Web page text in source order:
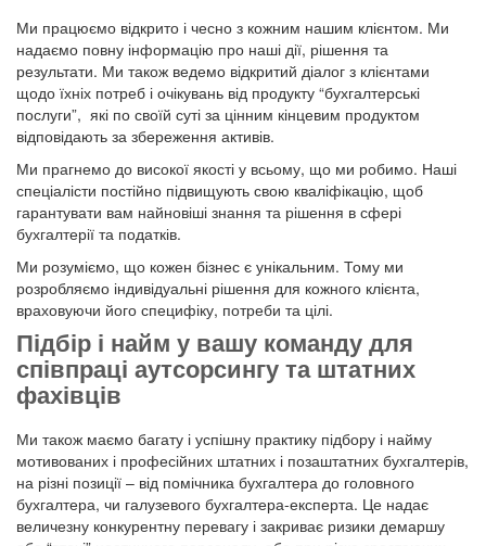
Ми працюємо відкрито і чесно з кожним нашим клієнтом. Ми
надаємо повну інформацію про наші дії, рішення та
результати. Ми також ведемо відкритий діалог з клієнтами
щодо їхніх потреб і очікувань від продукту “бухгалтерські
послуги”, які по своїй суті за цінним кінцевим продуктом
відповідають за збереження активів.
Ми прагнемо до високої якості у всьому, що ми робимо. Наші
спеціалісти постійно підвищують свою кваліфікацію, щоб
гарантувати вам найновіші знання та рішення в сфері
бухгалтерії та податків.
Ми розуміємо, що кожен бізнес є унікальним. Тому ми
розробляємо індивідуальні рішення для кожного клієнта,
враховуючи його специфіку, потреби та цілі.
Підбір і найм у вашу команду для
співпраці аутсорсингу та штатних
фахівців
Ми також маємо багату і успішну практику підбору і найму
мотивованих і професійних штатних і позаштатних бухгалтерів,
на різні позиції – від помічника бухгалтера до головного
бухгалтера, чи галузевого бухгалтера-експерта. Це надає
величезну конкурентну перевагу і закриває ризики демаршу